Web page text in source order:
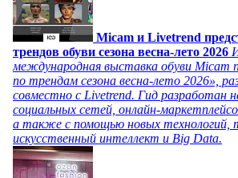
Micam и Livetrend
трендов обуви сезона весна-лето 2026
международная выставка обуви Micam
по трендам сезона весна-лето 2026»,
совместно с Livetrend. Гид разработан
социальных сетей, онлайн-
а также с помощью новых технологий,
искусственный интеллект и Big Data.